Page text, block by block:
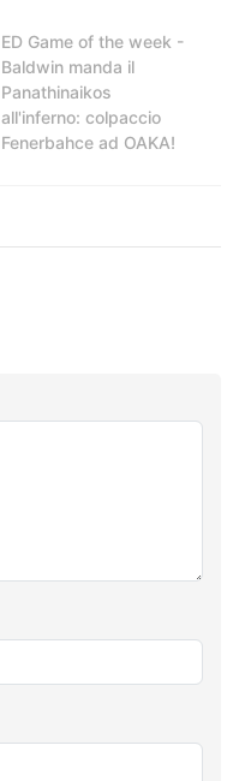
ED Game of the week -
Baldwin manda il
Panathinaikos
all'inferno: colpaccio
Fenerbahce ad OAKA!